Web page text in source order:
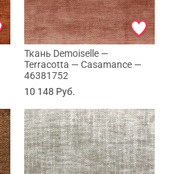
Ткань Demoiselle —
Terracotta — Casamance —
46381752
10 148 Руб.